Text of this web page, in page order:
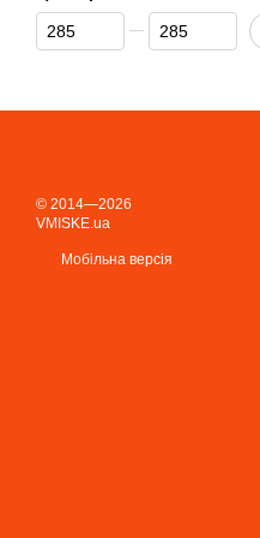
Від Ціна, грн
До Ціна, грн
© 2014—2026
VMISKE.ua
Мобільна версія